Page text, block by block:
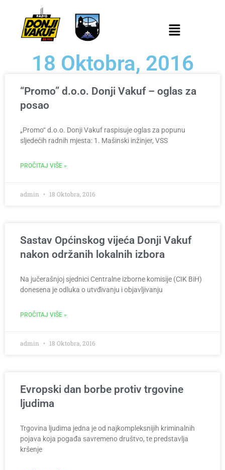
18 Oktobra, 2016
“Promo” d.o.o. Donji Vakuf – oglas za
posao
„Promo“ d.o.o. Donji Vakuf raspisuje oglas za popunu
sljedećih radnih mjesta: 1. Mašinski inžinjer, VSS
PROČITAJ VIŠE »
admin 18 Oktobra, 2016
Sastav Općinskog vijeća Donji Vakuf
nakon održanih lokalnih izbora
Na jučerašnjoj sjednici Centralne izborne komisije (CIK BiH)
donesena je odluka o utvđivanju i objavljivanju
PROČITAJ VIŠE »
admin 18 Oktobra, 2016
Evropski dan borbe protiv trgovine
ljudima
Trgovina ljudima jedna je od najkompleksnijih kriminalnih
pojava koja pogađa savremeno društvo, te predstavlja
kršenje